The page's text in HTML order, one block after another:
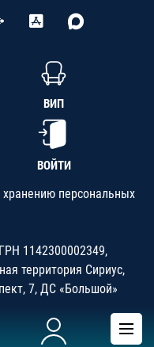
ВИП
ВОЙТИ
персональных
1142300002349,
территория Сириус,
7, ДС «Большой»